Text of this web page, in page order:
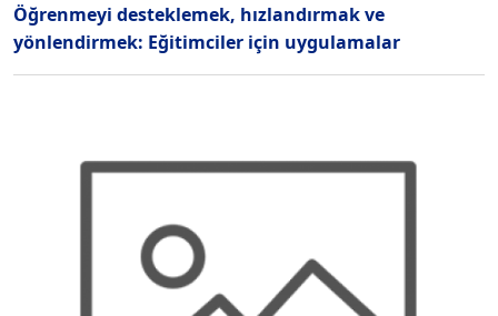
Öğrenmeyi desteklemek, hızlandırmak ve
yönlendirmek: Eğitimciler için uygulamalar